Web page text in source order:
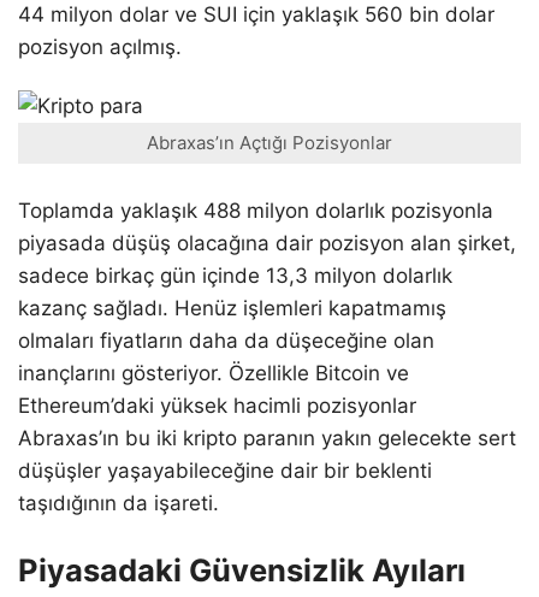
44 milyon dolar ve SUI için yaklaşık 560 bin dolar
pozisyon açılmış.
Abraxas’ın Açtığı Pozisyonlar
Toplamda yaklaşık 488 milyon dolarlık pozisyonla
piyasada düşüş olacağına dair pozisyon alan şirket,
sadece birkaç gün içinde 13,3 milyon dolarlık
kazanç sağladı. Henüz işlemleri kapatmamış
olmaları fiyatların daha da düşeceğine olan
inançlarını gösteriyor. Özellikle Bitcoin ve
Ethereum’daki yüksek hacimli pozisyonlar
Abraxas’ın bu iki kripto paranın yakın gelecekte sert
düşüşler yaşayabileceğine dair bir beklenti
taşıdığının da işareti.
Piyasadaki Güvensizlik Ayıları